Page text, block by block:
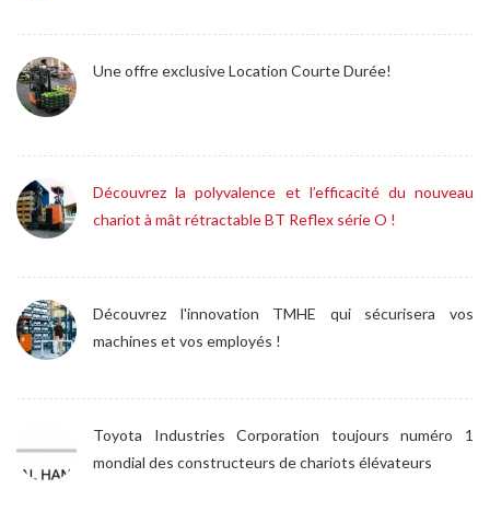
Une offre exclusive Location Courte Durée!
Découvrez la polyvalence et l’efficacité du nouveau
chariot à mât rétractable BT Reflex série O !
Découvrez l'innovation TMHE qui sécurisera vos
machines et vos employés !
Toyota Industries Corporation toujours numéro 1
mondial des constructeurs de chariots élévateurs